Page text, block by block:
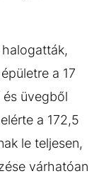
a 17
üvegből
a 172,5
le teljesen,
várhatóan